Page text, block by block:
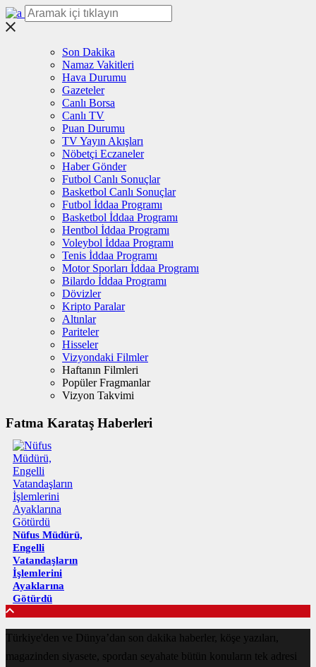
Son Dakika
Namaz Vakitleri
Hava Durumu
Gazeteler
Canlı Borsa
Canlı TV
Puan Durumu
TV Yayın Akışları
Nöbetçi Eczaneler
Haber Gönder
Futbol Canlı Sonuçlar
Basketbol Canlı Sonuçlar
Futbol İddaa Programı
Basketbol İddaa Programı
Hentbol İddaa Programı
Voleybol İddaa Programı
Tenis İddaa Programı
Motor Sporları İddaa Programı
Bilardo İddaa Programı
Dövizler
Kripto Paralar
Altınlar
Pariteler
Hisseler
Vizyondaki Filmler
Haftanın Filmleri
Popüler Fragmanlar
Vizyon Takvimi
Fatma Karataş Haberleri
Nüfus Müdürü,
Engelli
Vatandaşların
İşlemlerini
Ayaklarına
Götürdü
Türkiye'den ve Dünya’dan son dakika haberler, köşe yazıları,
magazinden siyasete, spordan seyahate bütün konuların tek adresi